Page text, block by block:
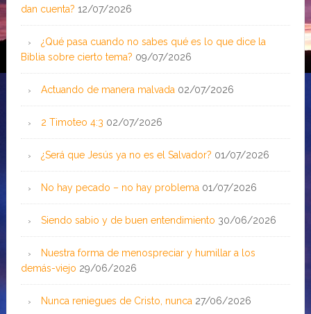
dan cuenta? 12/07/2026
¿Qué pasa cuando no sabes qué es lo que dice la
Biblia sobre cierto tema? 09/07/2026
Actuando de manera malvada 02/07/2026
2 Timoteo 4:3 02/07/2026
¿Será que Jesús ya no es el Salvador? 01/07/2026
No hay pecado – no hay problema 01/07/2026
Siendo sabio y de buen entendimiento 30/06/2026
Nuestra forma de menospreciar y humillar a los
demás-viejo 29/06/2026
Nunca reniegues de Cristo, nunca 27/06/2026